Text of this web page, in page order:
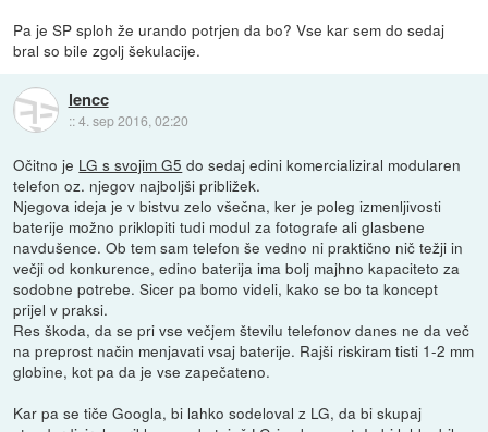
Pa je SP sploh že urando potrjen da bo? Vse kar sem do sedaj
bral so bile zgolj šekulacije.
lencc
::4. sep 2016, 02:20
Očitno je LG s svojim G5 do sedaj edini komercializiral modularen
telefon oz. njegov najboljši približek.
Njegova ideja je v bistvu zelo všečna, ker je poleg izmenljivosti
baterije možno priklopiti tudi modul za fotografe ali glasbene
navdušence. Ob tem sam telefon še vedno ni praktično nič težji in
večji od konkurence, edino baterija ima bolj majhno kapaciteto za
sodobne potrebe. Sicer pa bomo videli, kako se bo ta koncept
prijel v praksi.
Res škoda, da se pri vse večjem številu telefonov danes ne da več
na preprost način menjavati vsaj baterije. Rajši riskiram tisti 1-2 mm
globine, kot pa da je vse zapečateno.
Kar pa se tiče Googla, bi lahko sodeloval z LG, da bi skupaj